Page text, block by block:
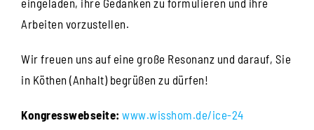
eingeladen, ihre Gedanken zu formulieren und ihre
Arbeiten vorzustellen.
Wir freuen uns auf eine große Resonanz und darauf, Sie
in Köthen (Anhalt) begrüßen zu dürfen!
Kongresswebseite: www.wisshom.de/ice-24